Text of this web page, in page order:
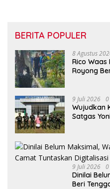
BERITA POPULER
8 Agustus
Rico
Royong
9 Juli 2026
Wujudkan
Satgas
9 Juli 2026
Dinilai
Beri